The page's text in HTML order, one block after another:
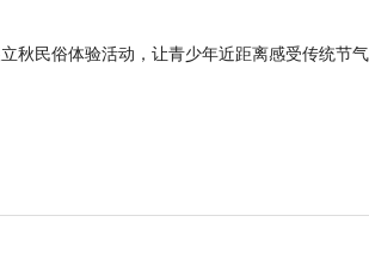
秋民俗体验活动，让青少年近距离感受传统节